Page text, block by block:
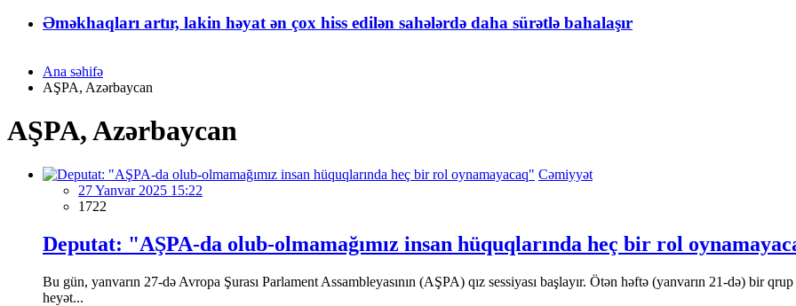
Əməkhaqları artır, lakin həyat ən çox hiss edilən sahələrdə daha sürətlə bahalaşır
Ana səhifə
AŞPA, Azərbaycan
AŞPA, Azərbaycan
Cəmiyyət
27 Yanvar 2025 15:22
1722
Deputat: "AŞPA-da olub-olmamağımız insan hüquqlarında heç bir rol
Bu gün, yanvarın 27-də Avropa Şurası Parlament Assambleyasının (AŞPA) qız sessiyası başlayır. Ötən həftə (yanvarın 21-də) bir
heyət...